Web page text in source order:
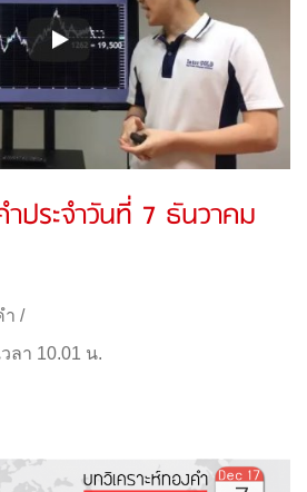
ำประจำวันที่ 7 ธันวาคม
ำ /
ลา 10.01 น.